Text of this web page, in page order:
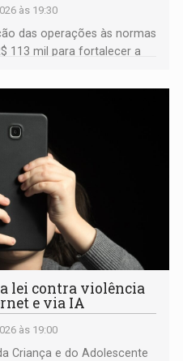
às 19:30
das operações às normas
113 mil para fortalecer a
lei contra violência
e via IA
às 19:00
Criança e do Adolescente